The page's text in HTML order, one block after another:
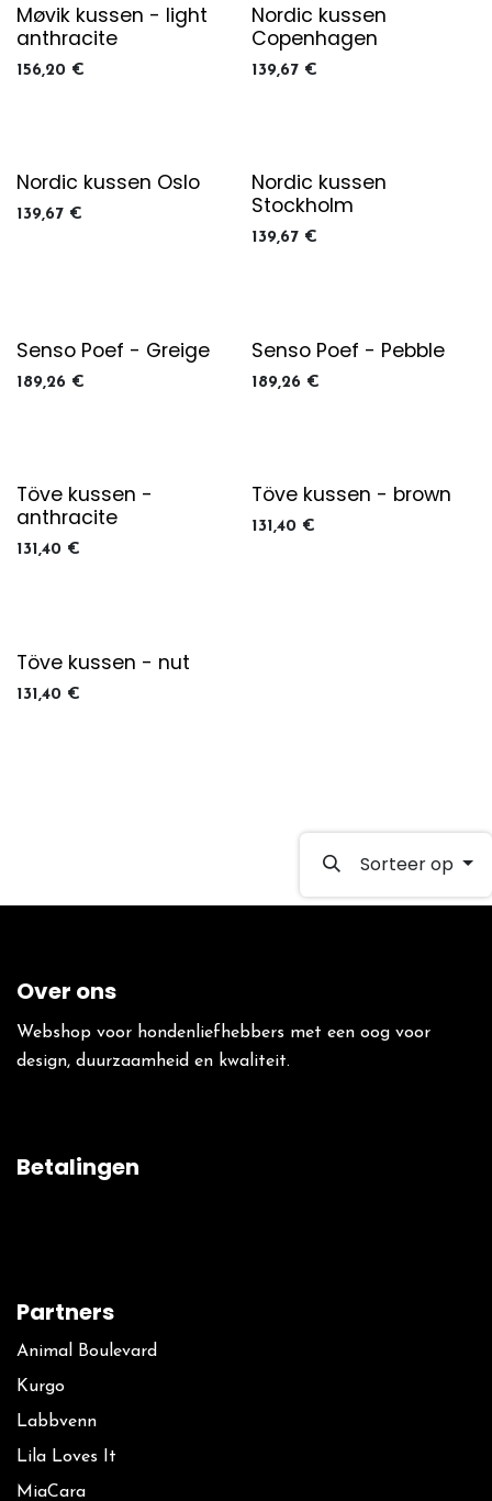
Møvik kussen - light
anthracite
156,20 €
Nordic kussen
Copenhagen
139,67€
Nordic kussen Oslo
139,67 €
Nordic kussen
Stockholm
139,67€
Senso Poef - Greige
189,26 €
Senso Poef - Pebble
189,26 €
Töve kussen -
anthracite
131,40 €
Töve kussen - brown
131,40 €
Töve kussen - nut
131,40 €
Sorteer op
Over ons
Webshop voor hondenliefhebbers met een oog voor
design, duurzaamheid en kwaliteit.
Betalingen
Partners
Animal Boulevard
Kurgo
La​bbvenn
Lila Loves It
MiaCara